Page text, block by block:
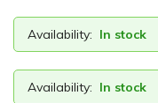
Availability: In stock
Availability: In stock